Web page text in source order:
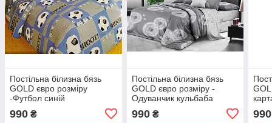
Постільна білизна бязь
GOLD євро розміру
-Футбол синій
990 ₴
Постільна білизна бязь
GOLD євро розміру -
Одуванчик кульбаба
990₴ 990